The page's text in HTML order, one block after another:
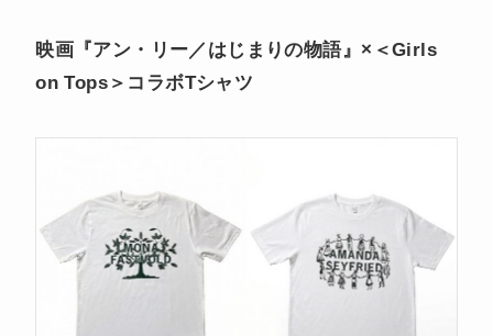
映画『アン・リー／はじまりの物語』×＜Girls
on Tops＞コラボTシャツ